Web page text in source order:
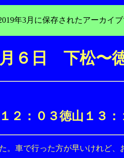
年3月に保存されたアーカイ
月６日 下松〜
２：０３徳山１３
。車で行った方が早いけれど